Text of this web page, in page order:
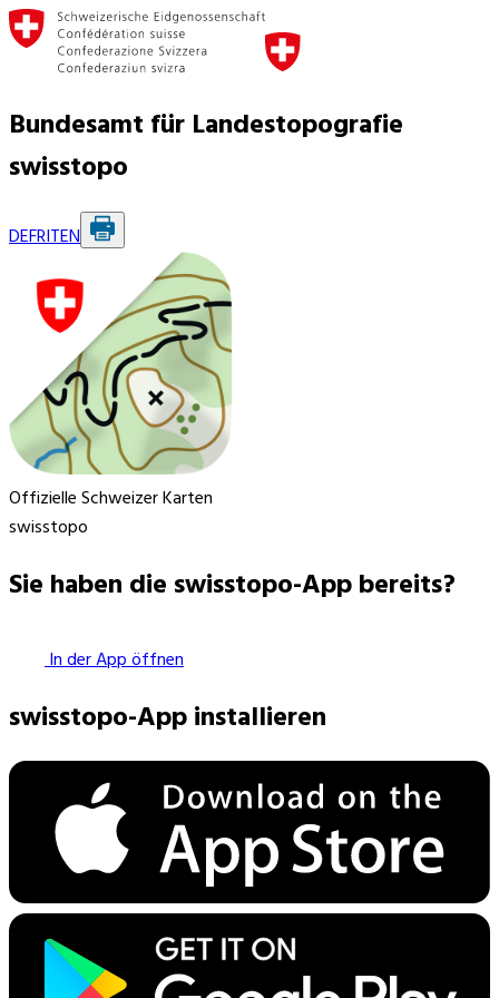
Bundesamt für Landestopografie
swisstopo
DEFRITEN
Offizielle Schweizer Karten
swisstopo
Sie haben die swisstopo-App bereits?
In der App öffnen
swisstopo-App installieren